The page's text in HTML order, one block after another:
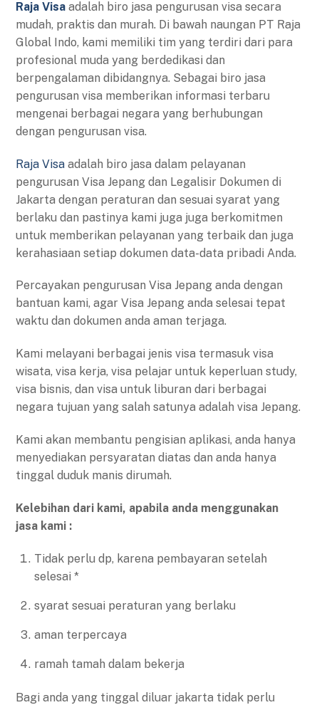
Raja Visa adalah biro jasa pengurusan visa secara
mudah, praktis dan murah. Di bawah naungan PT Raja
Global Indo, kami memiliki tim yang terdiri dari para
profesional muda yang berdedikasi dan
berpengalaman dibidangnya. Sebagai biro jasa
pengurusan visa memberikan informasi terbaru
mengenai berbagai negara yang berhubungan
dengan pengurusan visa.
Raja Visa adalah biro jasa dalam pelayanan
pengurusan Visa Jepang dan Legalisir Dokumen di
Jakarta dengan peraturan dan sesuai syarat yang
berlaku dan pastinya kami juga juga berkomitmen
untuk memberikan pelayanan yang terbaik dan juga
kerahasiaan setiap dokumen data-data pribadi Anda.
Percayakan pengurusan Visa Jepang anda dengan
bantuan kami, agar Visa Jepang anda selesai tepat
waktu dan dokumen anda aman terjaga.
Kami melayani berbagai jenis visa termasuk visa
wisata, visa kerja, visa pelajar untuk keperluan study,
visa bisnis, dan visa untuk liburan dari berbagai
negara tujuan yang salah satunya adalah visa Jepang.
Kami akan membantu pengisian aplikasi, anda hanya
menyediakan persyaratan diatas dan anda hanya
tinggal duduk manis dirumah.
Kelebihan dari kami, apabila anda menggunakan
jasa kami :
Tidak perlu dp, karena pembayaran setelah
selesai *
syarat sesuai peraturan yang berlaku
aman terpercaya
ramah tamah dalam bekerja
Bagi anda yang tinggal diluar jakarta tidak perlu